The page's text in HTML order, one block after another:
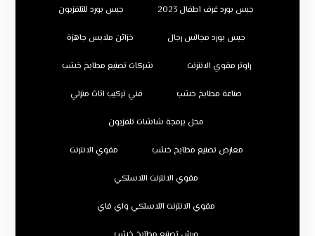
جبس بورد غرف اطفال 2023 جبس بورد للتلفزيون
جبس بورد مجالس رجال خزائن ملابس جاهزة
راوتر مقوي الانترنت شركات تصنيع مطابخ خشب
صناعة مطابخ خشب فني تركيب اثاث منزلي
محل برمجة شاشات تلفزيون
معارض تصنيع مطابخ خشب مقوي الانترنت
مقوي الانترنت اللاسلكي
مقوي الانترنت اللاسلكي واي فاي